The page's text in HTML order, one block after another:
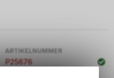
ARTIKELNUMMER
P25676